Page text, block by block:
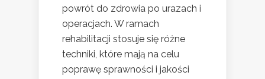
powrót do zdrowia po urazach i
operacjach. W ramach
rehabilitacji stosuje się różne
techniki, które mają na celu
poprawę sprawności i jakości